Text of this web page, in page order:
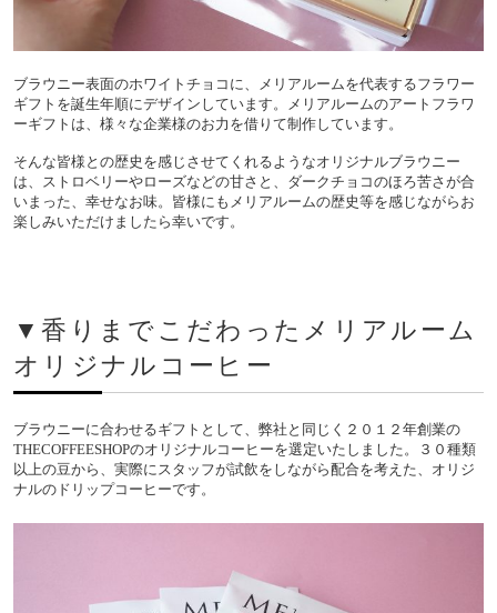
ブラウニー表面のホワイトチョコに、メリアルームを代表するフラワー
ギフトを誕生年順にデザインしています。メリアルームのアートフラワ
ーギフトは、様々な企業様のお力を借りて制作しています。
そんな皆様との歴史を感じさせてくれるようなオリジナルブラウニー
は、ストロベリーやローズなどの甘さと、ダークチョコのほろ苦さが合
いまった、幸せなお味。皆様にもメリアルームの歴史等を感じながらお
楽しみいただけましたら幸いです。
▼香りまでこだわったメリアルーム
オリジナルコーヒー
ブラウニーに合わせるギフトとして、弊社と同じく２０１２年創業の
THECOFFEESHOPのオリジナルコーヒーを選定いたしました。３０種類
以上の豆から、実際にスタッフが試飲をしながら配合を考えた、オリジ
ナルのドリップコーヒーです。